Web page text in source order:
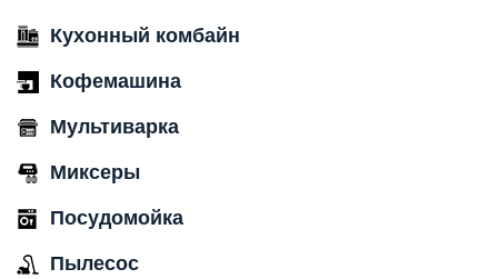
Кухонный комбайн
Кофемашина
Мультиварка
Миксеры
Посудомойка
Пылесос